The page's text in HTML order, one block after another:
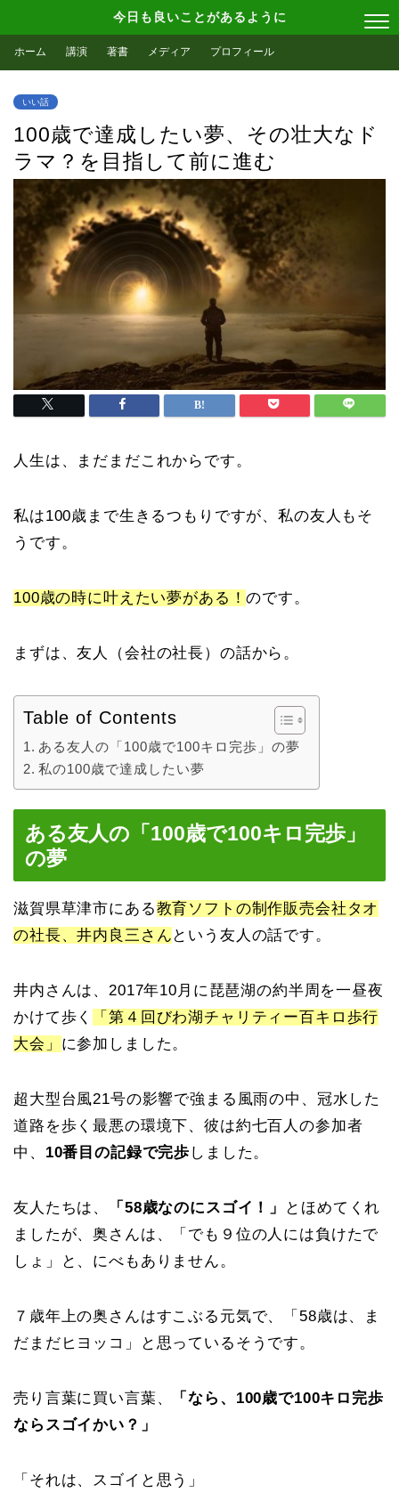
今日も良いことがあるように
ホーム 講演 著書 メディア プロフィール
いい話
100歳で達成したい夢、その壮大なド
ラマ？を目指して前に進む
人生は、まだまだこれからです。
私は100歳まで生きるつもりですが、私の友人もそ
うです。
100歳の時に叶えたい夢がある！のです。
まずは、友人（会社の社長）の話から。
Table of Contents
ある友人の「100歳で100キロ完歩」の夢
私の100歳で達成したい夢
ある友人の「100歳で100キロ完歩」
の夢
滋賀県草津市にある教育ソフトの制作販売会社タオ
の社長、井内良三さん という友人の話です。
井内さんは、2017年10月に琵琶湖の約半周を一昼夜
かけて歩く
「第４回びわ湖チャリティー百キロ歩行
大会」 に参加しました。
超大型台風21号の影響で強まる風雨の中、冠水した
道路を歩く最悪の環境下、彼は約七百人の参加者
中、 10番目の記録で完歩 しました。
友人たちは、 「58歳なのにスゴイ！」
とほめてくれ
ましたが、奥さんは、「でも９位の人には負けたで
しょ」と、にべもありません。
７歳年上の奥さんはすこぶる元気で、「58歳は、ま
だまだヒヨッコ」と思っているそうです。
売り言葉に買い言葉、
「なら、100歳で100キロ完歩
ならスゴイかい？」
「それは、スゴイと思う」